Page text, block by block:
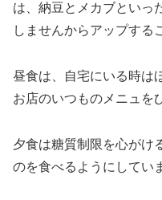
は、納豆とメカブといっ
しませんからアップする
昼食は、自宅にいる時は
お店のいつものメニュを
夕食は糖質制限を心がけ
のを食べるようにしてい